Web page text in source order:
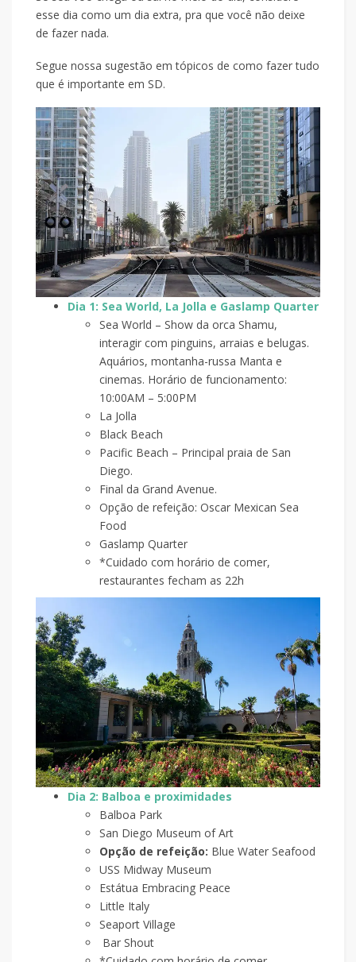
esse dia como um dia extra, pra que você não deixe
de fazer nada.
Segue nossa sugestão em tópicos de como fazer tudo
que é importante em SD.
Dia 1: Sea World, La Jolla e Gaslamp Quarter
Sea World – Show da orca Shamu,
interagir com pinguins, arraias e belugas.
Aquários, montanha-russa Manta e
cinemas. Horário de funcionamento:
10:00AM – 5:00PM
La Jolla
Black Beach
Pacific Beach – Principal praia de San
Diego.
Final da Grand Avenue.
Opção de refeição: Oscar Mexican Sea
Food
Gaslamp Quarter
*Cuidado com horário de comer,
restaurantes fecham as 22h
Dia 2: Balboa e proximidades
Balboa Park
San Diego Museum of Art
Opção de refeição: Blue Water Seafood
USS Midway Museum
Estátua Embracing Peace
Little Italy
Seaport Village
Bar Shout